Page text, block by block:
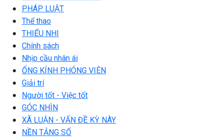
PHÁP LUẬT
Thể thao
THIẾU NHI
Chính sách
Nhịp cầu nhân ái
ỐNG KÍNH PHÓNG VIÊN
Giải trí
Người tốt - Việc tốt
GÓC NHÌN
XÃ LUẬN - VẤN ĐỀ KỲ NÀY
NỀN TẢNG SỐ